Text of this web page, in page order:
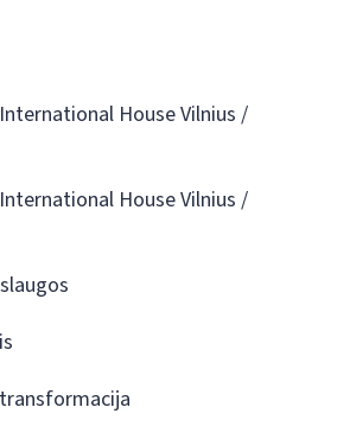
House Vilnius /
House Vilnius /